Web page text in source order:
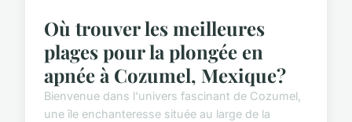
Où trouver les meilleures
plages pour la plongée en
apnée à Cozumel, Mexique?
Bienvenue dans l'univers fascinant de Cozumel,
une île enchanteresse située au large de la